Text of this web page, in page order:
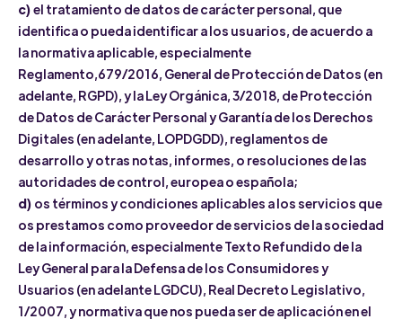
c)el tratamiento de datos de carácter personal, que
identifica o pueda identificar a los usuarios, de acuerdo a
la normativa aplicable, especialmente
Reglamento,679/2016, General de Protección de Datos (en
adelante, RGPD), y la Ley Orgánica, 3/2018, de Protección
de Datos de Carácter Personal y Garantía de los Derechos
Digitales (en adelante, LOPDGDD), reglamentos de
desarrollo y otras notas, informes, o resoluciones de las
autoridades de control, europea o española;
d) os términos y condiciones aplicables a los servicios que
os prestamos como proveedor de servicios de la sociedad
de la información, especialmente Texto Refundido de la
Ley General para la Defensa de los Consumidores y
Usuarios (en adelante LGDCU), Real Decreto Legislativo,
1/2007, y normativa que nos pueda ser de aplicación en el